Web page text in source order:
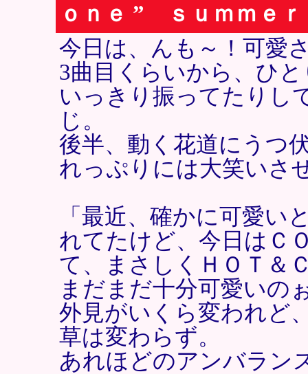
ｏｎｅ ” ｓｕｍｍｅ
今日は、んも～！可愛
3曲目くらいから、ひ
いっきり振ってたりし
じ。
後半、動く花道にうつ
れっぷりには大笑いさ
「最近、確かに可愛い
れてたけど、今日はＣ
て、まさしくＨＯＴ＆
まだまだ十分可愛いの
外見がいくら変われど
草は変わらず。
あれほどのアンバラン